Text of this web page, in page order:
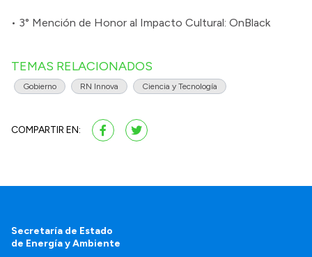
• 3° Mención de Honor al Impacto Cultural: OnBlack
TEMAS RELACIONADOS
Gobierno RN Innova Ciencia y Tecnología
COMPARTIR EN:
Secretaría de Estado
de Energía y Ambiente